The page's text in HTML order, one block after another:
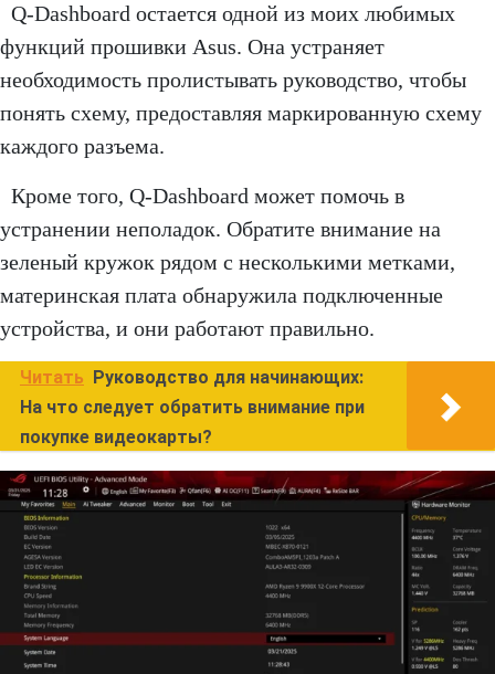
Q-Dashboard остается одной из моих любимых
функций прошивки Asus. Она устраняет
необходимость пролистывать руководство, чтобы
понять схему, предоставляя маркированную схему
каждого разъема.
Кроме того, Q-Dashboard может помочь в
устранении неполадок. Обратите внимание на
зеленый кружок рядом с несколькими метками,
материнская плата обнаружила подключенные
устройства, и они работают правильно.
Читать Руководство для начинающих:
На что следует обратить внимание при
покупке видеокарты?